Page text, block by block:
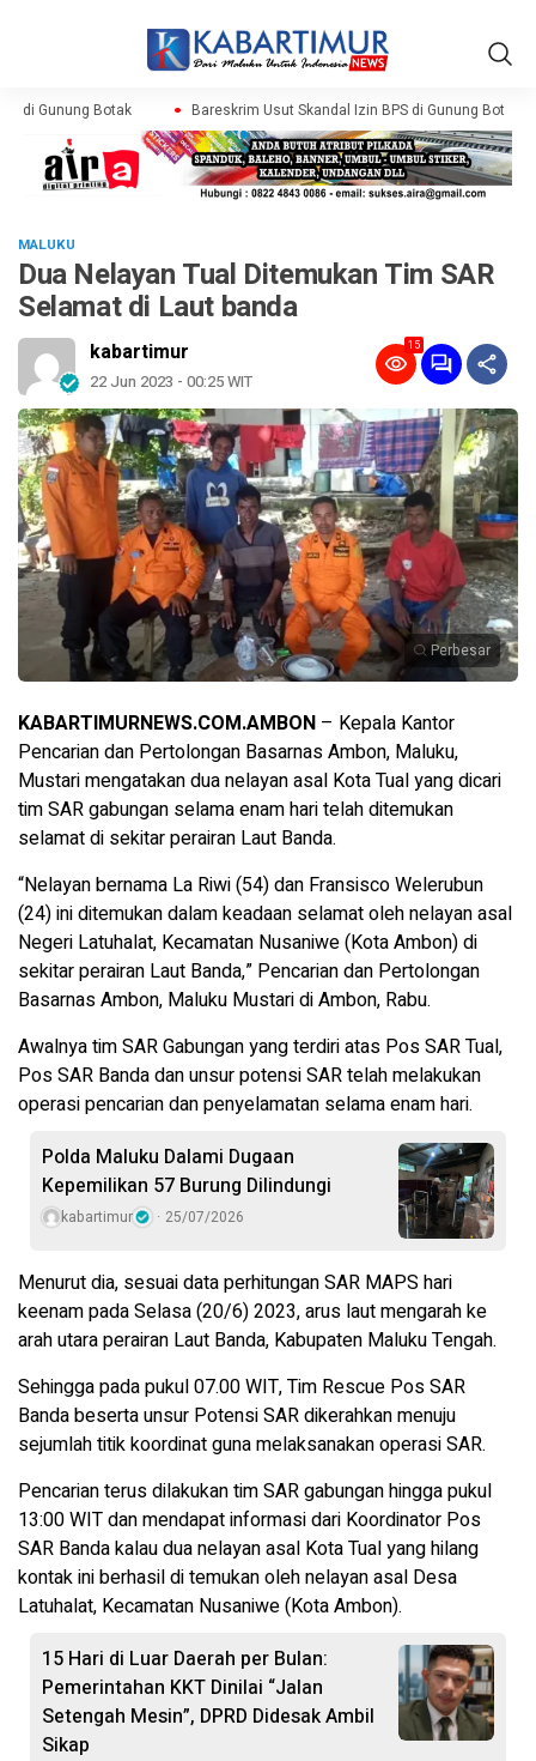
di Gunung Botak Bareskrim Usut Skandal Izin BPS di Gunung Botak
MALUKU
Dua Nelayan Tual Ditemukan Tim SAR
Selamat di Laut banda
kabartimur
22 Jun 2023 - 00:25 WIT
15
Perbesar
KABARTIMURNEWS.COM.AMBON – Kepala Kantor
Pencarian dan Pertolongan Basarnas Ambon, Maluku,
Mustari mengatakan dua nelayan asal Kota Tual yang dicari
tim SAR gabungan selama enam hari telah ditemukan
selamat di sekitar perairan Laut Banda.
“Nelayan bernama La Riwi (54) dan Fransisco Welerubun
(24) ini ditemukan dalam keadaan selamat oleh nelayan asal
Negeri Latuhalat, Kecamatan Nusaniwe (Kota Ambon) di
sekitar perairan Laut Banda,” Pencarian dan Pertolongan
Basarnas Ambon, Maluku Mustari di Ambon, Rabu.
Awalnya tim SAR Gabungan yang terdiri atas Pos SAR Tual,
Pos SAR Banda dan unsur potensi SAR telah melakukan
operasi pencarian dan penyelamatan selama enam hari.
Polda Maluku Dalami Dugaan
Kepemilikan 57 Burung Dilindungi
kabartimur 25/07/2026
Menurut dia, sesuai data perhitungan SAR MAPS hari
keenam pada Selasa (20/6) 2023, arus laut mengarah ke
arah utara perairan Laut Banda, Kabupaten Maluku Tengah.
Sehingga pada pukul 07.00 WIT, Tim Rescue Pos SAR
Banda beserta unsur Potensi SAR dikerahkan menuju
sejumlah titik koordinat guna melaksanakan operasi SAR.
Pencarian terus dilakukan tim SAR gabungan hingga pukul
13:00 WIT dan mendapat informasi dari Koordinator Pos
SAR Banda kalau dua nelayan asal Kota Tual yang hilang
kontak ini berhasil di temukan oleh nelayan asal Desa
Latuhalat, Kecamatan Nusaniwe (Kota Ambon).
15 Hari di Luar Daerah per Bulan:
Pemerintahan KKT Dinilai “Jalan
Setengah Mesin”, DPRD Didesak Ambil
Sikap